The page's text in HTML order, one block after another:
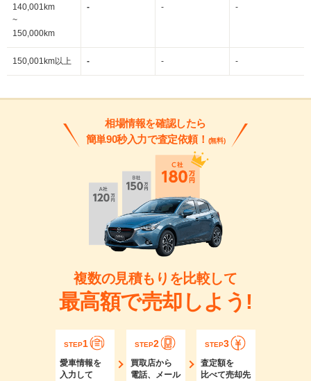
140,001km
~
150,000km
- - -
150,001km以上 - - -
相場情報を確認したら
簡単90秒入力で査定依頼！ (無料)
複数の見積もりを比較して
最高額で売却しよう!
STEP1
愛車情報を
入力して
STEP2
買取店から
電話、メール
STEP3
査定額を
比べて売却先